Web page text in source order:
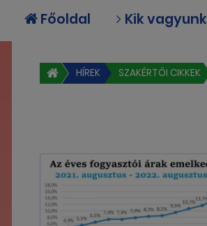
Főoldal Kik vagyunk
HÍREK SZAKÉRTŐI CIKKEK